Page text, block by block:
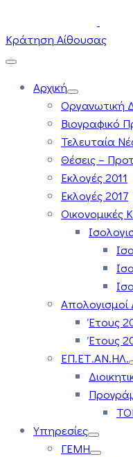
Κράτηση Αίθουσας
Αρχική
Οργανωτική
Βιογραφικό
Τελευταία
Θέσεις –
Εκλογές 2011
Εκλογές 2017
Οικονομικές
Έτους
Έτους
ΕΠ.ΕΤ.ΑΝ.ΗΛ.
Υπηρεσίες
ΓΕΜΗ